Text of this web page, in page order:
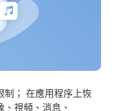
制； 在應用程序上恢
視頻、消息、